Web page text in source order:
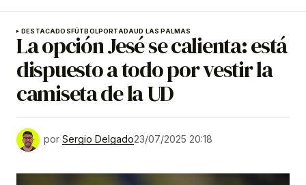
DESTACADOS FÚTBOLPORTADAUD LAS PALMAS
La opción Jesé se calienta: está
dispuesto a todo por vestir la
camiseta de la UD
por Sergio Delgado23/07/2025 20:18